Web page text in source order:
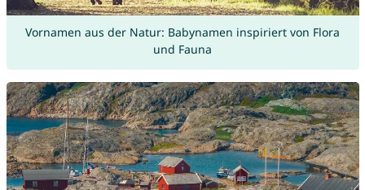
Vornamen aus der Natur: Babynamen inspiriert von Flora
und Fauna